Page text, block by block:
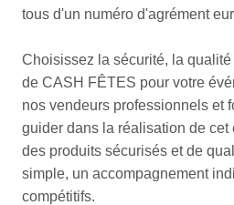
tous d'un numéro d'agrément
Choisissez la sécurité, la
de CASH FÊTES pour votre
nos vendeurs professionnels et
guider dans la réalisation de
des produits sécurisés et de
simple, un accompagnement
compétitifs.